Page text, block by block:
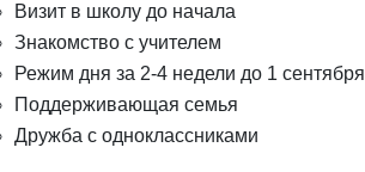
Визит в школу до начала
Знакомство с учителем
Режим дня за 2-4 недели до 1 сентября
Поддерживающая семья
Дружба с одноклассниками